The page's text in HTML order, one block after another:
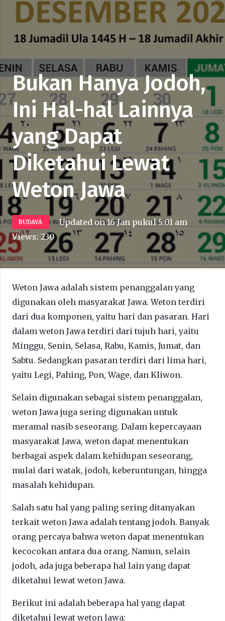
Bukan Hanya Jodoh,
Ini Hal-hal Lainnya
yang Dapat
Diketahui Lewat
Weton Jawa
BUDAYA Updated on16 Jan pukul 5:01 am
Views: 230
Weton Jawa adalah sistem penanggalan yang
digunakan oleh masyarakat Jawa. Weton terdiri
dari dua komponen, yaitu hari dan pasaran. Hari
dalam weton Jawa terdiri dari tujuh hari, yaitu
Minggu, Senin, Selasa, Rabu, Kamis, Jumat, dan
Sabtu. Sedangkan pasaran terdiri dari lima hari,
yaitu Legi, Pahing, Pon, Wage, dan Kliwon.
Selain digunakan sebagai sistem penanggalan,
weton Jawa juga sering digunakan untuk
meramal nasib seseorang. Dalam kepercayaan
masyarakat Jawa, weton dapat menentukan
berbagai aspek dalam kehidupan seseorang,
mulai dari watak, jodoh, keberuntungan, hingga
masalah kehidupan.
Salah satu hal yang paling sering ditanyakan
terkait weton Jawa adalah tentang jodoh. Banyak
orang percaya bahwa weton dapat menentukan
kecocokan antara dua orang. Namun, selain
jodoh, ada juga beberapa hal lain yang dapat
diketahui lewat weton Jawa.
Berikut ini adalah beberapa hal yang dapat
diketahui lewat weton Jawa: